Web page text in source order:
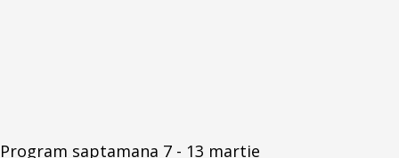
Program saptamana 7 - 13 martie